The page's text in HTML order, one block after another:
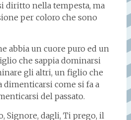
diritto nella tempesta, ma
per coloro che sono
abbia un cuore puro ed un
che sappia dominarsi
gli altri, un figlio che
dimenticarsi come si fa a
del passato.
Signore, dagli, Ti prego, il